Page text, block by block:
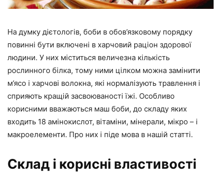
На думку дієтологів, боби в обов’язковому порядку
повинні бути включені в харчовий раціон здорової
людини. У них міститься величезна кількість
рослинного білка, тому ними цілком можна замінити
м’ясо і харчові волокна, які нормалізують травлення і
сприяють кращій засвоюваності їжі. Особливо
корисними вважаються маш боби, до складу яких
входить 18 амінокислот, вітаміни, мінерали, мікро – і
макроелементи. Про них і піде мова в нашій статті.
Склад і корисні властивості